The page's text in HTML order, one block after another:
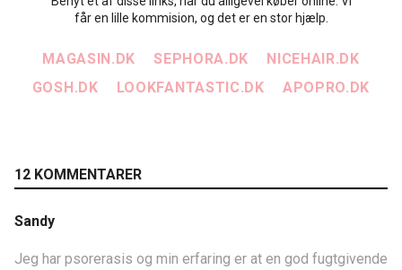
får en lille kommision, og det er en stor hjælp.
MAGASIN.DK SEPHORA.DK
NICEHAIR.DK
GOSH.DK
LOOKFANTASTIC.DK APOPRO.DK
12 KOMMENTARER
Sandy
Jeg har psorerasis og min erfaring er at en god fugtgivende